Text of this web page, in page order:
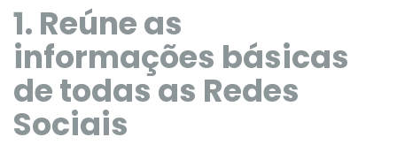
1. Reúne as
informações básicas
de todas as Redes
Sociais